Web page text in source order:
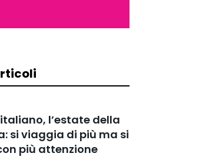
l’estate della
si viaggia di più ma si
più attenzione